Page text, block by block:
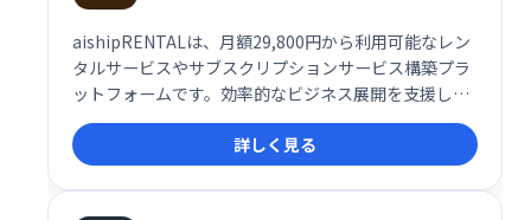
aishipRENTALは、月額29,800円から利用可能なレン
タルサービスやサブスクリプションサービス構築プラ
ットフォームです。効率的なビジネス展開を支援しま
す。
詳しく見る